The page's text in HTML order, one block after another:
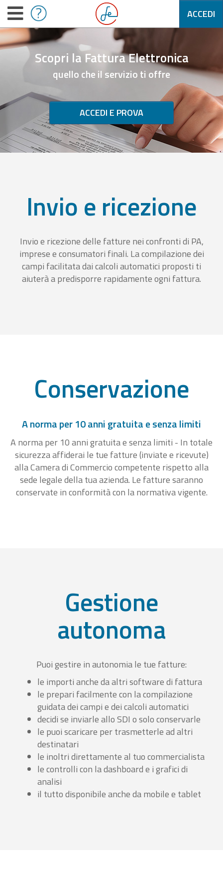
ACCEDI
Scopri la Fattura Elettronica
quello che il servizio ti offre
ACCEDI E PROVA
Invio e ricezione
Invio e ricezione delle fatture nei confronti di PA,
imprese e consumatori finali. La compilazione dei
campi facilitata dai calcoli automatici proposti ti
aiuterà a predisporre rapidamente ogni fattura.
Conservazione
A norma per 10 anni gratuita e senza limiti
A norma per 10 anni gratuita e senza limiti - In totale
sicurezza affiderai le tue fatture (inviate e ricevute)
alla Camera di Commercio competente rispetto alla
sede legale della tua azienda. Le fatture saranno
conservate in conformità con la normativa vigente.
Gestione
autonoma
Puoi gestire in autonomia le tue fatture:
le importi anche da altri software di fattura
le prepari facilmente con la compilazione
guidata dei campi e dei calcoli automatici
decidi se inviarle allo SDI o solo conservarle
le puoi scaricare per trasmetterle ad altri
destinatari
le inoltri direttamente al tuo commercialista
le controlli con la dashboard e i grafici di
analisi
il tutto disponibile anche da mobile e tablet